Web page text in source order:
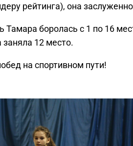
рейтинга), она
Тамара боролась с 1 по 16
12 место.
на спортивном пути!